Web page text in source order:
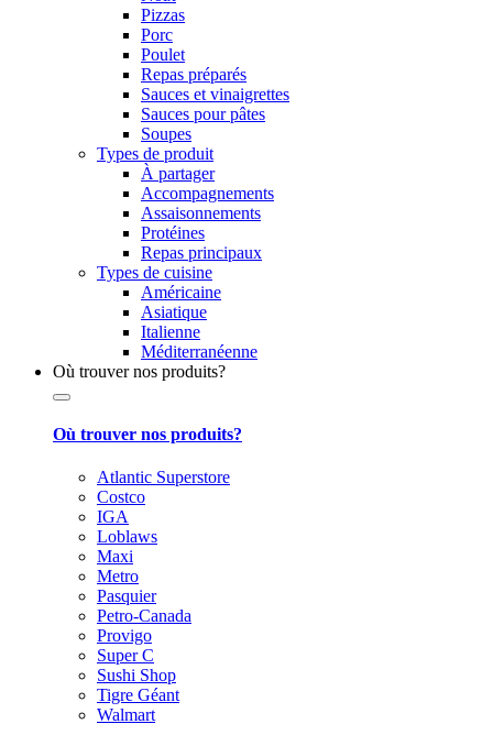
Pizzas
Porc
Poulet
Repas préparés
Sauces et vinaigrettes
Sauces pour pâtes
Soupes
Types de produit
À partager
Accompagnements
Assaisonnements
Protéines
Repas principaux
Types de cuisine
Américaine
Asiatique
Italienne
Méditerranéenne
Où trouver nos produits?
Où trouver nos produits?
Atlantic Superstore
Costco
IGA
Loblaws
Maxi
Metro
Pasquier
Petro-Canada
Provigo
Super C
Sushi Shop
Tigre Géant
Walmart